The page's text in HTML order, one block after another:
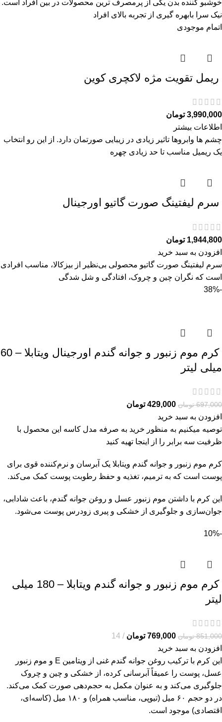
خوشبو کننده بدن یکی از پرمصرف ترین محصولات در بین افراد است.
نیک سرا بابهره گیری از تجربه بالای افراد
اتمام موجودی
ريمل تقويت مژه لاكچری كوين
3,990,000 تومان
اطلاعات بیشتر
چشم ها وابروها تاثیر زیادی در زیبایی صورتمان دارد. از این رو انتخاب
یک ریمیل مناسب تا حد زیادی چهره
سرم ليفتينگ صورت گاتیو اورجینال
1,944,800 تومان
افزودن به سبد خرید
سرم ليفتينگ صورت گاتیو محصولی بی‌نظیر از بیزکالا، مناسب افرادی
است که نگران چین و چروک، افتادگی و شل‌ شدگی
-38%
کرم موم زنبور و جوانه گندم اورجینال ویتابلا – 60
میلی لیتر
697,000 تومان 429,000 تومان
افزودن به سبد خرید
توصیه میکنیم به منظور خرید به صرفه مدل کاسه این محصول با
ظرفیت سه برابر را از
اینجا تهیه کنید
کرم موم زنبور و جوانه گندم ویتابلا یک آبرسان و نرم‌کننده قوی برای
پوست است که به ترمیم، تغذیه و حفظ رطوبت پوست کمک می‌کند.
این کرم با داشتن موم زنبور عسل و روغن جوانه گندم، باعث شادابی،
جوان‌سازی و جلوگیری از خشکی و پیری زودرس پوست می‌شود.
-10%
کرم موم زنبور و جوانه گندم ویتابلا – 180 میلی
لیتر
851,000 تومان 769,000 تومان
14
افزودن به سبد خرید
این کرم با ترکیب روغن جوانه گندم غنی از ویتامین E و موم زنبور
عسل، پوست را عمیقاً آبرسانی کرده، از خشکی و چین و چروک
جلوگیری می‌کند و به عنوان مکمل به حجم‌دهی صورت کمک می‌کند.
در دو حجم ۶۰ میل (تیوپی، مناسب همراه) و ۱۸۰ میل (کاسه‌ای،
اقتصادی) موجود است.